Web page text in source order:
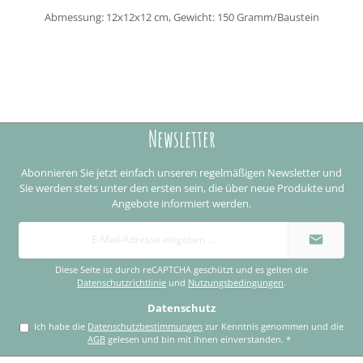
Abmessung: 12x12x12 cm, Gewicht: 150 Gramm/Baustein
Newsletter
Abonnieren Sie jetzt einfach unseren regelmäßigen Newsletter und
Sie werden stets unter den ersten sein, die über neue Produkte und
Angebote informiert werden.
E-
Adresse
Diese Seite ist durch reCAPTCHA geschützt und es gelten die
Datenschutzrichtlinie und Nutzungsbedingungen.
Datenschutz
Ich habe die Datenschutzbestimmungen
AGB gelesen und bin mit ihnen einverstanden.*